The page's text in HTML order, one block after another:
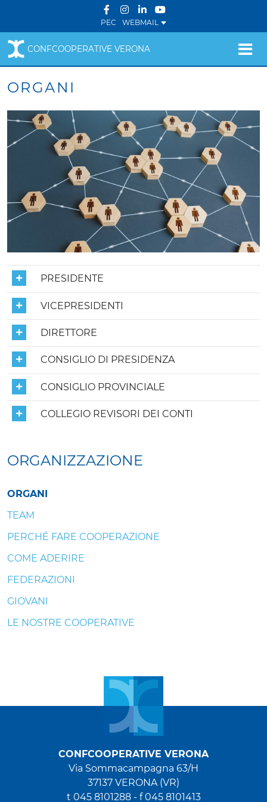
PEC WEBMAIL
CONFCOOPERATIVE VERONA
ORGANI
PRESIDENTE
VICEPRESIDENTI
DIRETTORE
CONSIGLIO DI PRESIDENZA
CONSIGLIO PROVINCIALE
COLLEGIO REVISORI DEI CONTI
ORGANIZZAZIONE
ORGANI
TEAM
PERCHÉ FARE COOPERAZIONE
COME ADERIRE
FEDERAZIONI
GIOVANI
LE NOSTRE COOPERATIVE
CONFCOOPERATIVE VERONA
Via Sommacampagna 63/H
37137 VERONA (VR)
t 045 8101288- f 045 8101413